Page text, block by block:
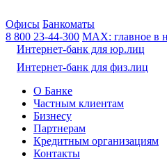
Офисы Банкоматы
8 800 23-44-300 МАХ: главное в
Интернет-банк для юр.лиц
Интернет-банк для физ.лиц
О Банке
Частным клиентам
Бизнесу
Партнерам
Кредитным организациям
Контакты